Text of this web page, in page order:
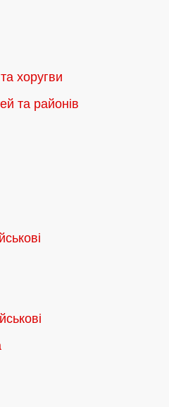
хоругви
та районів